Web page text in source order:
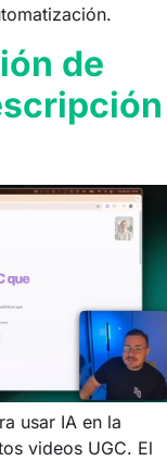
de
usar IA en la
videos UGC. El